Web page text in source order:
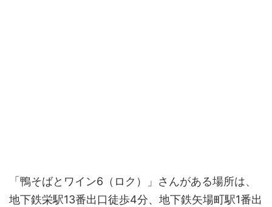
「鴨そばとワイン6（ロク）」さんがある場所は、
地下鉄栄駅13番出口徒歩4分、地下鉄矢場町駅1番出